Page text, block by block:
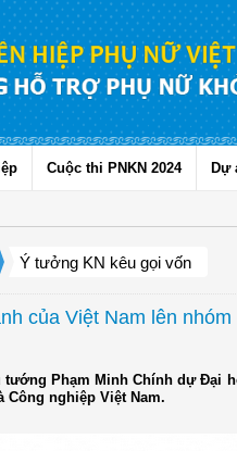
Cuộc thi PNKN 2024 Dự
Ý tưởng KN kêu gọi vốn
của Việt Nam lên
tướng Phạm Minh Chính dự Đại
nghiệp Việt Nam.